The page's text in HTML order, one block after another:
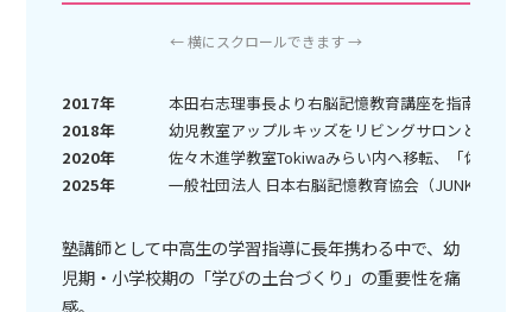
← 横にスクロールできます →
2017年
本田右志理事長より右脳記憶教育講座を指南、「
2018年
幼児教室アップルキッズをリビングサロンとして開
2020年
佐々木進学教室Tokiwaみらい内へ移転、「佐々木
2025年
一般社団法人 日本右脳記憶教育協会（JUNKK）代
塾講師として中高生の学習指導に長年携わる中で、幼
児期・小学校期の「学びの土台づくり」の重要性を痛
感。